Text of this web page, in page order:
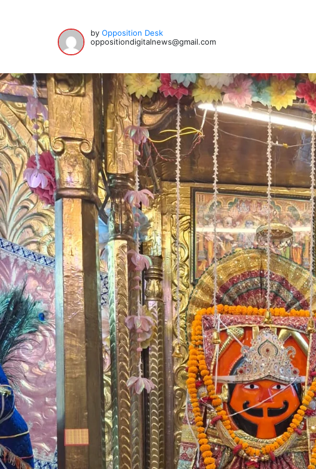
by Opposition Desk
oppositiondigitalnews@gmail.com